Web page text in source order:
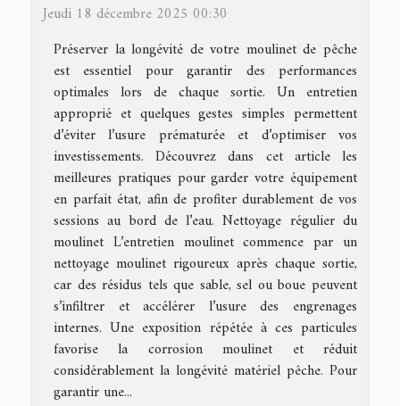
Jeudi 18 décembre 2025 00:30
Préserver la longévité de votre moulinet de pêche
est essentiel pour garantir des performances
optimales lors de chaque sortie. Un entretien
approprié et quelques gestes simples permettent
d’éviter l’usure prématurée et d’optimiser vos
investissements. Découvrez dans cet article les
meilleures pratiques pour garder votre équipement
en parfait état, afin de profiter durablement de vos
sessions au bord de l’eau. Nettoyage régulier du
moulinet L’entretien moulinet commence par un
nettoyage moulinet rigoureux après chaque sortie,
car des résidus tels que sable, sel ou boue peuvent
s’infiltrer et accélérer l’usure des engrenages
internes. Une exposition répétée à ces particules
favorise la corrosion moulinet et réduit
considérablement la longévité matériel pêche. Pour
garantir une...